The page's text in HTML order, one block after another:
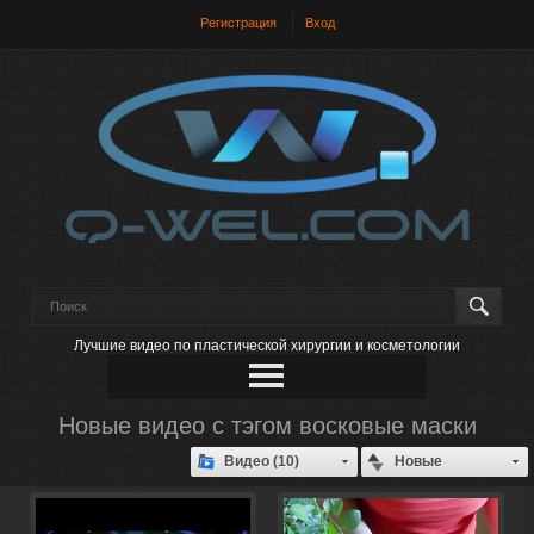
Регистрация Вход
Лучшие видео по пластической хирургии и косметологии
Новые видео с тэгом восковые маски
Новые
Видео (10)